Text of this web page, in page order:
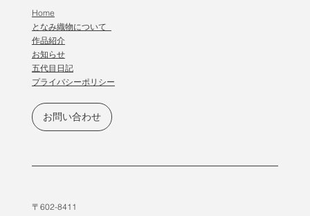
お問い合わせ
〒602-8411
Home
となみ織物について
作品紹介
​お知らせ
五代目日記
プライバシーポリシー